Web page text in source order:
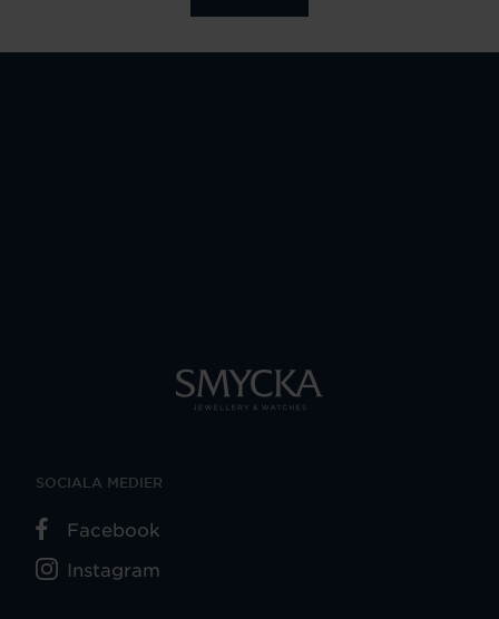
SOCIALA MEDIER
Facebook
Instagram